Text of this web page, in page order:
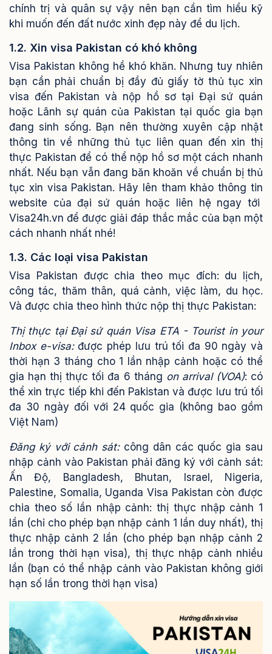
chính trị và quân sự vậy nên bạn cần tìm hiểu kỹ
khi muốn đến đất nước xinh đẹp này để du lịch.
1.2. Xin visa Pakistan có khó không
Visa Pakistan không hề khó khăn. Nhưng tuy nhiên
bạn cần phải chuẩn bị đầy đủ giấy tờ thủ tục xin
visa đến Pakistan và nộp hồ sơ tại Đại sứ quán
hoặc Lãnh sự quán của Pakistan tại quốc gia bạn
đang sinh sống. Bạn nên thường xuyên cập nhật
thông tin về những thủ tục liên quan đến xin thị
thực Pakistan để có thể nộp hồ sơ một cách nhanh
nhất. Nếu bạn vẫn đang băn khoăn về chuẩn bị thủ
tục xin visa Pakistan. Hãy lên tham khảo thông tin
website của đại sứ quán hoặc liên hệ ngay tới
Visa24h.vn để được giải đáp thắc mắc của bạn một
cách nhanh nhất nhé!
1.3. Các loại visa Pakistan
Visa Pakistan được chia theo mục đích: du lịch,
công tác, thăm thân, quá cảnh, việc làm, du học.
Và được chia theo hình thức nộp thị thực Pakistan:
Thị thực tại Đại sứ quán Visa ETA - Tourist in your
Inbox e-visa:được phép lưu trú tối đa 90 ngày và
thời hạn 3 tháng cho 1 lần nhập cảnh hoặc có thể
gia hạn thị thực tối đa 6 tháng on arrival (VOA): có
thể xin trực tiếp khi đến Pakistan và được lưu trú tối
đa 30 ngày đối với 24 quốc gia (không bao gồm
Việt Nam)
Đăng ký với cảnh sát:công dân các quốc gia sau
nhập cảnh vào Pakistan phải đăng ký với cảnh sát:
Ấn Độ, Bangladesh, Bhutan, Israel, Nigeria,
Palestine, Somalia, Uganda Visa Pakistan còn được
chia theo số lần nhập cảnh: thị thực nhập cảnh 1
lần (chỉ cho phép bạn nhập cảnh 1 lần duy nhất), thị
thực nhập cảnh 2 lần (cho phép bạn nhập cảnh 2
lần trong thời hạn visa), thị thực nhập cảnh nhiều
lần (bạn có thể nhập cảnh vào Pakistan không giới
hạn số lần trong thời hạn visa)